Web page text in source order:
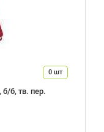
0шт
б, тв. пер.